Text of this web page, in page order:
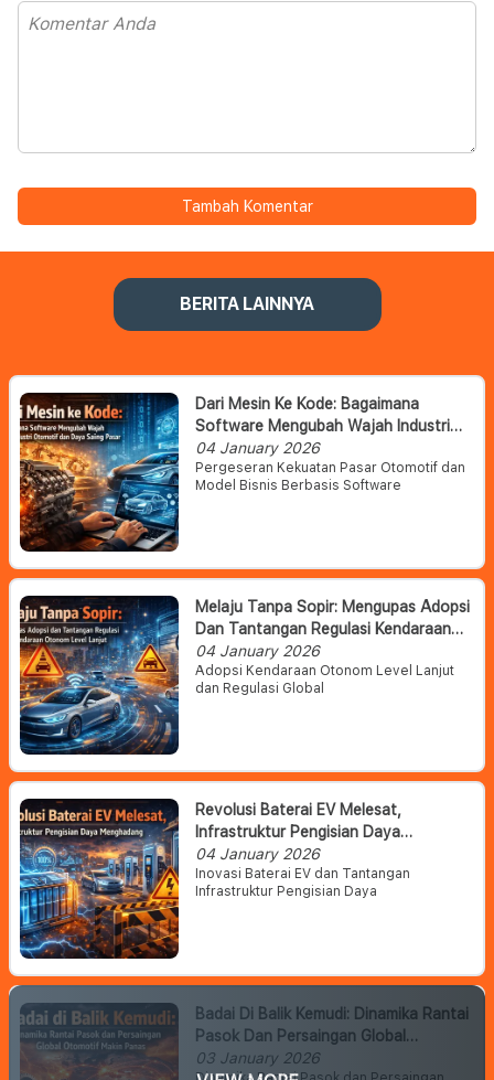
Tambah Komentar
BERITA LAINNYA
Dari Mesin Ke Kode: Bagaimana
Software Mengubah Wajah Industri
Otomotif Dan Daya Saing Pasar
04 January 2026
Pergeseran Kekuatan Pasar Otomotif dan
Model Bisnis Berbasis Software
Melaju Tanpa Sopir: Mengupas Adopsi
Dan Tantangan Regulasi Kendaraan
Otonom Level Lanjut
04 January 2026
Adopsi Kendaraan Otonom Level Lanjut
dan Regulasi Global
Revolusi Baterai EV Melesat,
Infrastruktur Pengisian Daya
Menghadang
04 January 2026
Inovasi Baterai EV dan Tantangan
Infrastruktur Pengisian Daya
Badai Di Balik Kemudi: Dinamika Rantai
Pasok Dan Persaingan Global
Otomotif Makin Panas
03 January 2026